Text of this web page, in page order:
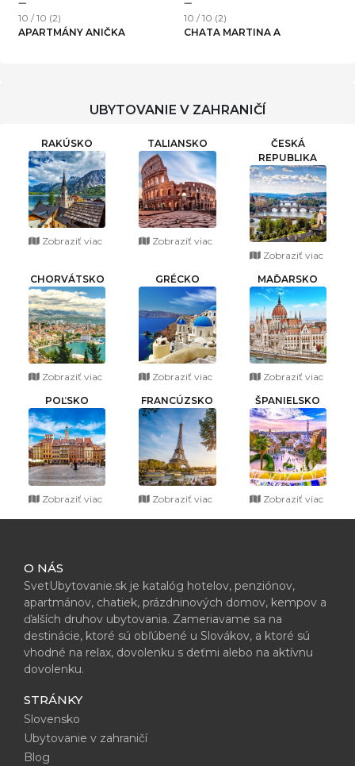
10 / 10 (2)
APARTMÁNY ANIČKA
10 / 10 (2)
CHATA MARTINA A
UBYTOVANIE V ZAHRANIČÍ
RAKÚSKO
Zobraziť viac
TALIANSKO
Zobraziť viac
ČESKÁ
REPUBLIKA
Zobraziť viac
CHORVÁTSKO
Zobraziť viac
GRÉCKO
Zobraziť viac
MAĎARSKO
Zobraziť viac
POĽSKO
Zobraziť viac
FRANCÚZSKO
Zobraziť viac
ŠPANIELSKO
Zobraziť viac
O NÁS
SvetUbytovanie.sk je katalóg hotelov, penziónov,
apartmánov, chatiek, prázdninových domov, kempov a
ďalších druhov ubytovania. Zameriavame sa na
destinácie, ktoré sú obľúbené u Slovákov, a ktoré sú
vhodné na relax, dovolenku s deťmi alebo na aktívnu
dovolenku.
STRÁNKY
Slovensko
Ubytovanie v zahraničí
Blog